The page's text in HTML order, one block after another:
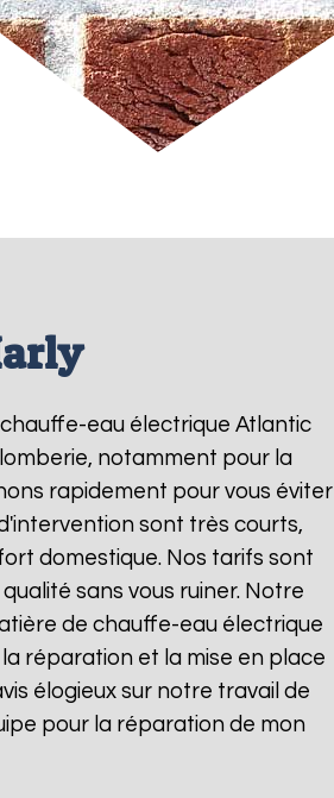
eau électrique Atlantic
notamment pour la
rapidement pour vous éviter
sont très courts,
domestique. Nos tarifs sont
sans vous ruiner. Notre
de chauffe-eau électrique
réparation et la mise en place
élogieux sur notre travail de
pour la réparation de mon